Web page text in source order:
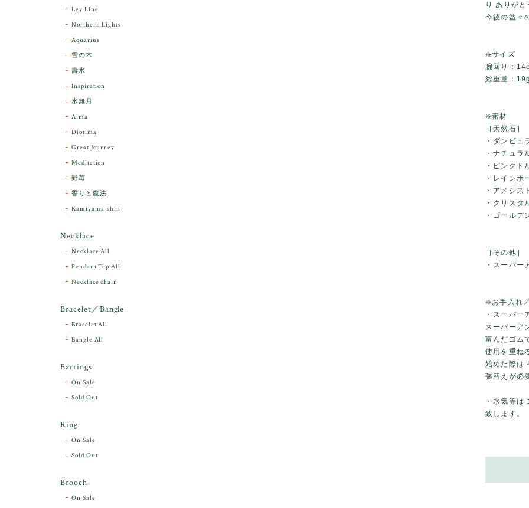
り ありが
今後の益々
❇️サイズ
腕回り：
総重量：
❇️素材
［天然石］
・ダンビュ
・ナチュラ
・ピンクト
・レインボ
・アメシス
・クリスタ
・ゴールデ
［その他］
・スーパー
❇️お手入れ
・スーパー
スーパーア
富んだゴム
使用を重ね
始めた際は
張替えが必
・水気等は
致します。
Ley Line
Northern Lights
Aquarius
雪の木
壽氷
Inspiration
水無月
Alma
Diotima
Great Journey
Meditation
野苺
香りと魔法
Kamiyama-shin
Necklace
Necklace All
Pendant Top All
Necklace chain
Bracelet／Bangle
Bracelet All
Bangle All
Earrings
On Sale
Sold Out
Ring
On Sale
Sold Out
Brooch
On Sale